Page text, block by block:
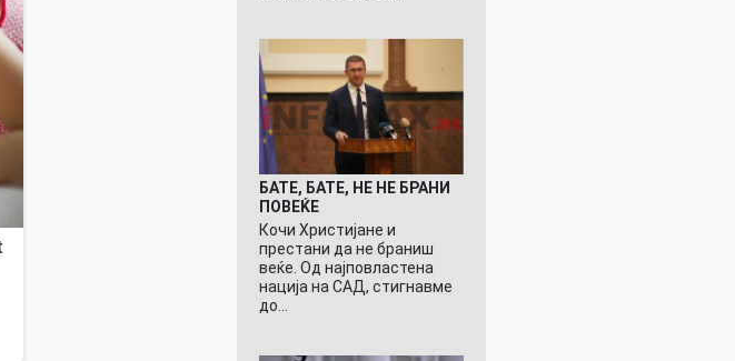
БАТЕ, БАТЕ, НЕ НЕ БРАНИ
ПОВЕЌЕ
Кочи Христијане и
престани да не браниш
веќе. Од најповластена
нација на САД, стигнавме
до…